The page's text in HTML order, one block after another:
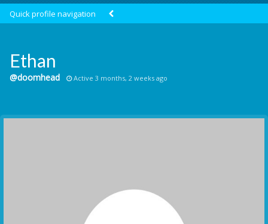
Groups
Communication Point
Quick profile navigation
Ethan
@doomhead Active 3 months, 2 weeks ago